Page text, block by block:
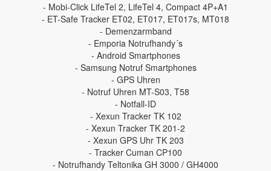
- Mobi-Click LifeTel 2, LifeTel 4, Compact 4P+A1
- ET-Safe Tracker ET02, ET017, ET017s, MT018
- Demenzarmband
- Emporia Notrufhandy´s
- Android Smartphones
- Samsung Notruf Smartphones
- GPS Uhren
- Notruf Uhren MT-S03, T58
- Notfall-ID
- Xexun Tracker TK 102
- Xexun Tracker TK 201-2
- Xexun GPS Uhr TK 203
- Tracker Cuman CP100
- Notrufhandy Teltonika GH 3000 / GH4000